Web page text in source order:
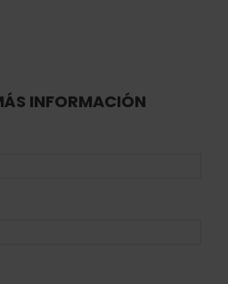
INFORMACIÓN